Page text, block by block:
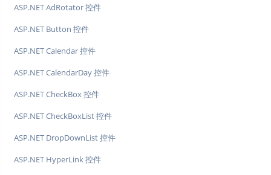
ASP.NET AdRotator 控件
ASP.NET Button 控件
ASP.NET Calendar 控件
ASP.NET CalendarDay 控件
ASP.NET CheckBox 控件
ASP.NET CheckBoxList 控件
ASP.NET DropDownList 控件
ASP.NET HyperLink 控件